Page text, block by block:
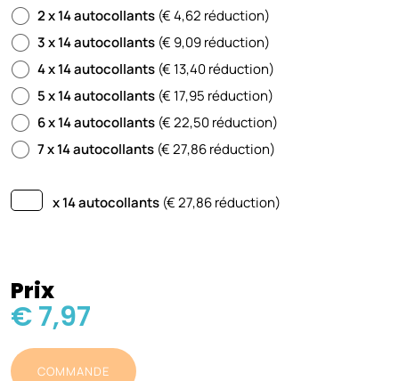
2 x 14 autocollants (€ 4,62 réduction)
3 x 14 autocollants (€ 9,09 réduction)
4 x 14 autocollants (€ 13,40 réduction)
5 x 14 autocollants (€ 17,95 réduction)
6 x 14 autocollants (€ 22,50 réduction)
7 x 14 autocollants (€ 27,86 réduction)
x 14 autocollants (€27,86réduction)
Prix
€ 7,97
COMMANDE